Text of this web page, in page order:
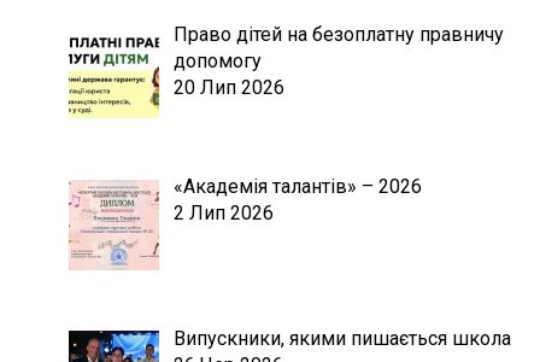
Право дітей на безоплатну правничу
допомогу
20 Лип 2026
«Академія талантів» – 2026
2 Лип 2026
Випускники, якими пишається школа